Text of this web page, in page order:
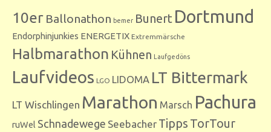
10er Ballonathon bemer Bunert Dortmund
Endorphinjunkies ENERGETIX Extremmärsche
Halbmarathon Kühnen Laufgedöns
Laufvideos LGO LIDOMA LT Bittermark
LT Wischlingen Marathon Marsch Pachura
ruWel Schnadewege Seebacher Tipps TorTour